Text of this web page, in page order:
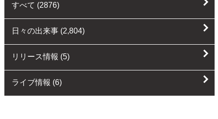
すべて (2876)
日々の出来事(2,804)
リリース情報 (5)
ライブ情報 (6)